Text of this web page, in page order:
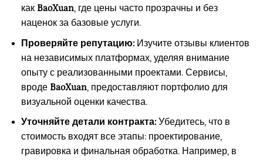
как BaoXuan, где цены часто прозрачны и без
наценок за базовые услуги.
Проверяйте репутацию:Изучите отзывы клиентов
на независимых платформах, уделяя внимание
опыту с реализованными проектами. Сервисы,
вроде BaoXuan, предоставляют портфолио для
визуальной оценки качества.
Уточняйте детали контракта:Убедитесь, что в
стоимость входят все этапы: проектирование,
гравировка и финальная обработка. Например, в